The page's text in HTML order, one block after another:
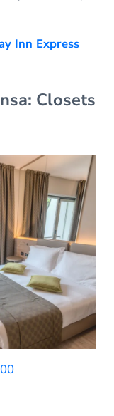
Inn Express
Closets